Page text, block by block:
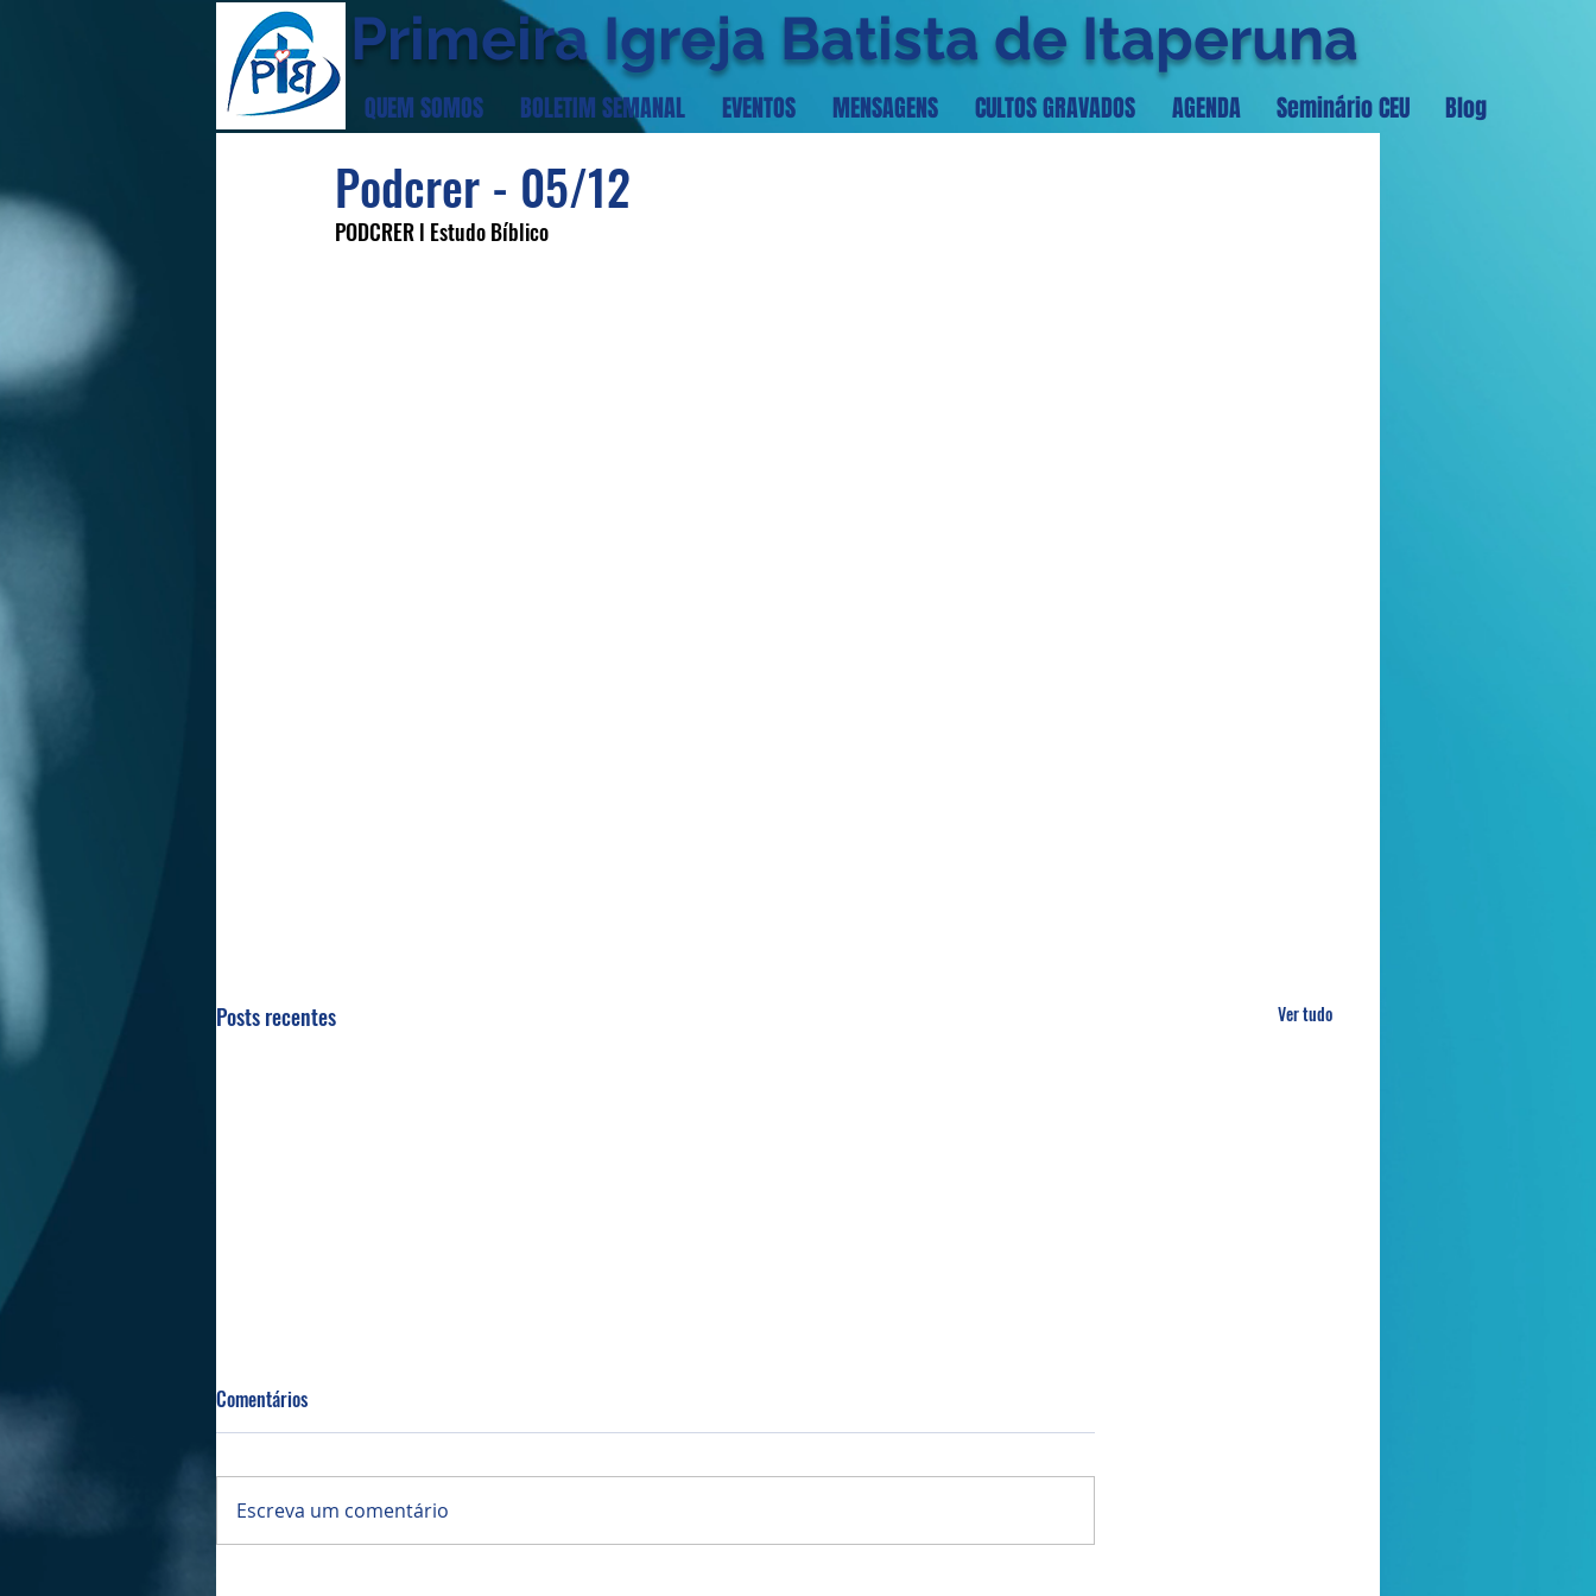
QUEM SOMOS BOLETIM SEMANAL EVENTOS MENSAGENS CULTOS GRAVADOS AGENDA Seminário CEU Blog
Primeira Igreja Batista de Itaperuna
Podcrer - 05/12
PODCRER l Estudo Bíblico
Posts recentes Ver tudo
Bazar da PIBI
Comentários
Escreva um comentário